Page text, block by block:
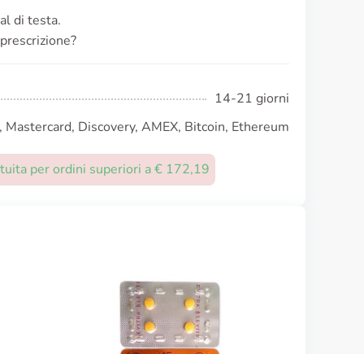
di testa.
14-21 giorni
Mastercard, Discovery, AMEX, Bitcoin, Ethereum
per ordini superiori a € 172,19